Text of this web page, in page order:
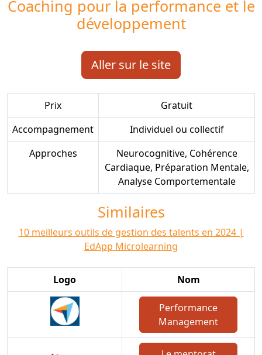
Coaching pour la performance et le
développement
Aller sur le site
Prix
Gratuit
Accompagnement
Individuel ou collectif
Approches
Neurocognitive, Cohérence
Cardiaque, Préparation Mentale,
Analyse Comportementale
Similaires
10 meilleurs outils de gestion des talents en 2024 |
EdApp Microlearning
Logo Nom
Performance
Management